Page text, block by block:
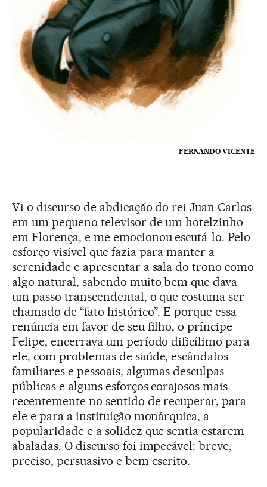
FERNANDO VICENTE
Vi o discurso de abdicação do rei Juan Carlos
em um pequeno televisor de um hotelzinho
em Florença, e me emocionou escutá-lo. Pelo
esforço visível que fazia para manter a
serenidade e apresentar a sala do trono como
algo natural, sabendo muito bem que dava
um passo transcendental, o que costuma ser
chamado de “fato histórico”. E porque essa
renúncia em favor de seu filho, o príncipe
Felipe, encerrava um período dificílimo para
ele, com problemas de saúde, escândalos
familiares e pessoais, algumas desculpas
públicas e alguns esforços corajosos mais
recentemente no sentido de recuperar, para
ele e para a instituição monárquica, a
popularidade e a solidez que sentia estarem
abaladas. O discurso foi impecável: breve,
preciso, persuasivo e bem escrito.